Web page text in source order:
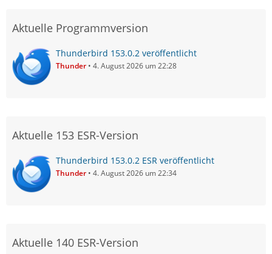
Aktuelle Programmversion
Thunderbird 153.0.2 veröffentlicht
Thunder 4. August 2026 um 22:28
Aktuelle 153 ESR-Version
Thunderbird 153.0.2 ESR veröffentlicht
Thunder 4. August 2026 um 22:34
Aktuelle 140 ESR-Version